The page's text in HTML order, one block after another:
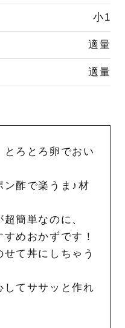
小1
適量
適量
ろとろ卵でおい
ン酢で楽うま♪材
簡単なのに、
めおかずです！
て丼にしちゃう
してササッと作れ